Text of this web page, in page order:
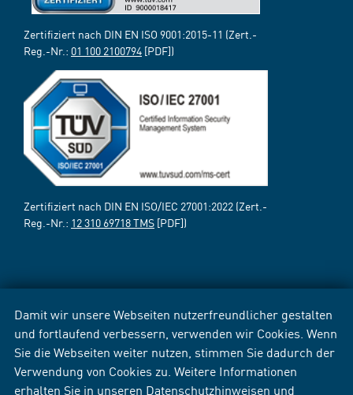
Damit wir unsere Webseiten nutzerfreundlicher gestalten
und fortlaufend verbessern, verwenden wir Cookies. Wenn
Sie die Webseiten weiter nutzen, stimmen Sie dadurch der
Verwendung von Cookies zu. Weitere Informationen
erhalten Sie in unseren Datenschutzhinweisen und
Zertifiziert nach DIN EN ISO 9001:2015-11 (Zert.-
Reg.-Nr.: 01 100 2100794 [PDF])
Zertifiziert nach DIN EN ISO/IEC 27001:2022 (Zert.-
Reg.-Nr.: 12 310 69718 TMS [PDF])